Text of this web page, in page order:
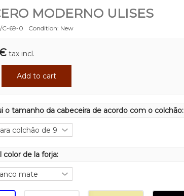
MODERNO ULISES
C-69-0 Condition: New
tax incl.
Add to cart
o tamanho da cabeceira de acordo com o colchão:
color de la forja: